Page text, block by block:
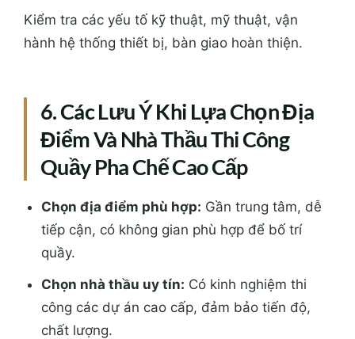
Kiểm tra các yếu tố kỹ thuật, mỹ thuật, vận
hành hệ thống thiết bị, bàn giao hoàn thiện.
6. Các Lưu Ý Khi Lựa Chọn Địa
Điểm Và Nhà Thầu Thi Công
Quầy Pha Chế Cao Cấp
Chọn địa điểm phù hợp: Gần trung tâm, dễ
tiếp cận, có không gian phù hợp để bố trí
quầy.
Chọn nhà thầu uy tín: Có kinh nghiệm thi
công các dự án cao cấp, đảm bảo tiến độ,
chất lượng.